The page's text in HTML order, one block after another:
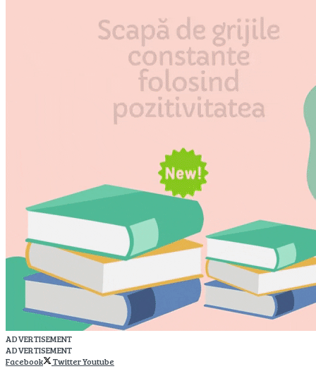
ADVERTISEMENT
ADVERTISEMENT
Facebook
TwitterYoutube